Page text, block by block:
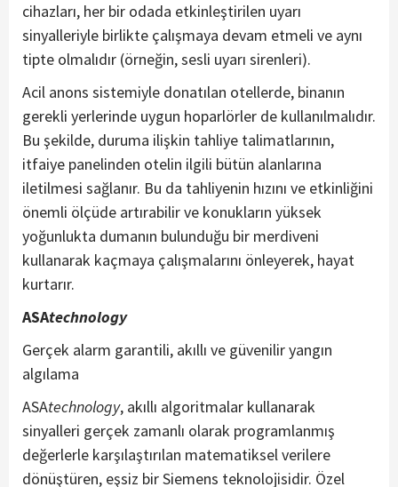
cihazları, her bir odada etkinleştirilen uyarı
sinyalleriyle birlikte çalışmaya devam etmeli ve aynı
tipte olmalıdır (örneğin, sesli uyarı sirenleri).
Acil anons sistemiyle donatılan otellerde, binanın
gerekli yerlerinde uygun hoparlörler de kullanılmalıdır.
Bu şekilde, duruma ilişkin tahliye talimatlarının,
itfaiye panelinden otelin ilgili bütün alanlarına
iletilmesi sağlanır. Bu da tahliyenin hızını ve etkinliğini
önemli ölçüde artırabilir ve konukların yüksek
yoğunlukta dumanın bulunduğu bir merdiveni
kullanarak kaçmaya çalışmalarını önleyerek, hayat
kurtarır.
ASAtechnology
Gerçek alarm garantili, akıllı ve güvenilir yangın
algılama
ASAtechnology, akıllı algoritmalar kullanarak
sinyalleri gerçek zamanlı olarak programlanmış
değerlerle karşılaştırılan matematiksel verilere
dönüştüren, eşsiz bir Siemens teknolojisidir. Özel